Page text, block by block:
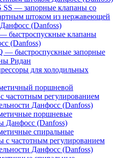
SS — запорные клапаны со
штоком из нержавеющей
(Danfoss)
быстроспускные клапаны
(Danfoss)
— быстроспускные запорные
Ридан
для холодильных
поршневой
частотным регулированием
Данфосс (Danfoss)
поршневые
Данфосс (Danfoss)
спиральные
с частотным регулированием
Данфосс (Danfoss)